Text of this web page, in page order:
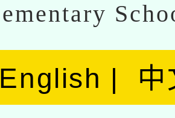
ementary
English 中